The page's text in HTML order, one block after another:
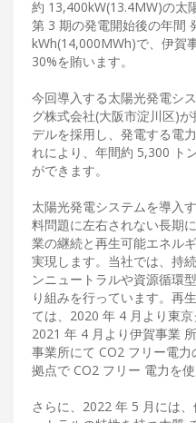
約 13,400kW(13.4MW)の太
第 3 期の発電開始後の年間
kWh(14,000MWh)で、伊賀
30%を賄います。
今回導入する太陽光発電シ
グ株式会社(大阪市淀川区)
デルを採用し、発電する電
れにより、年間約 5,300 ト
ができます。
太陽光発電システムを導入
料問題に左右されない長期
業の継続と再生可能エネル
実現します。当社では、持
ンニュートラルや資源循環
り組みを行っています。再
ては、2020 年 4 月より東京
2021 年 4 月より伊賀事業
事業所にて CO2 フリー電
拠点で CO2 フリー 電力を使
さらに、2022 年 5 月には